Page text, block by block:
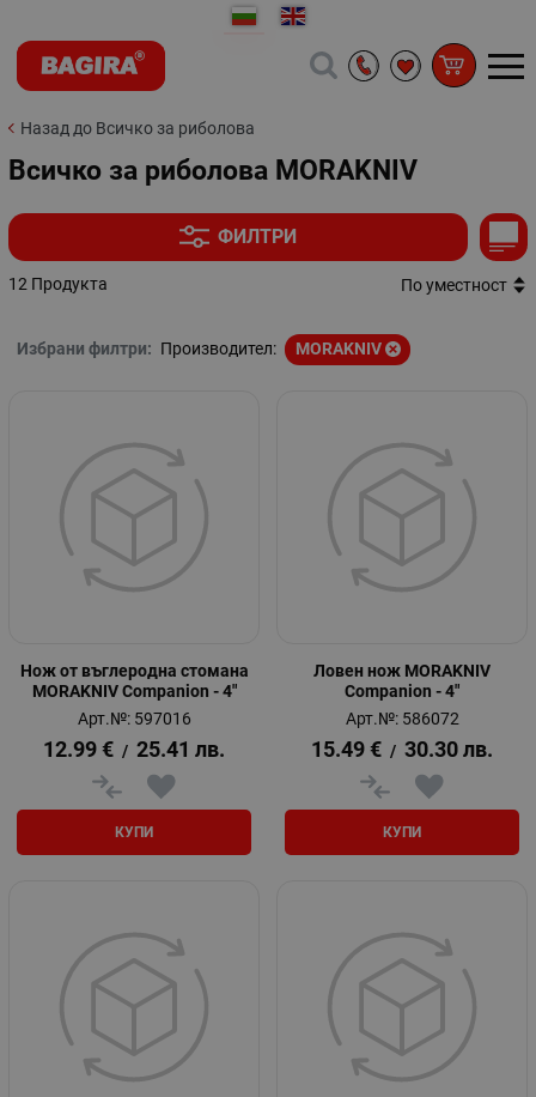
Назад до Всичко за риболова
Всичко за риболова MORAKNIV
ФИЛТРИ
12 Продукта По уместност
Избрани филтри: Производител: MORAKNIV
Нож от въглеродна стомана
MORAKNIV Companion - 4"
Арт.№: 597016
12.99 € / 25.41 лв.
КУПИ
Ловен нож MORAKNIV
Companion - 4"
Арт.№: 586072
15.49 € / 30.30 лв.
КУПИ